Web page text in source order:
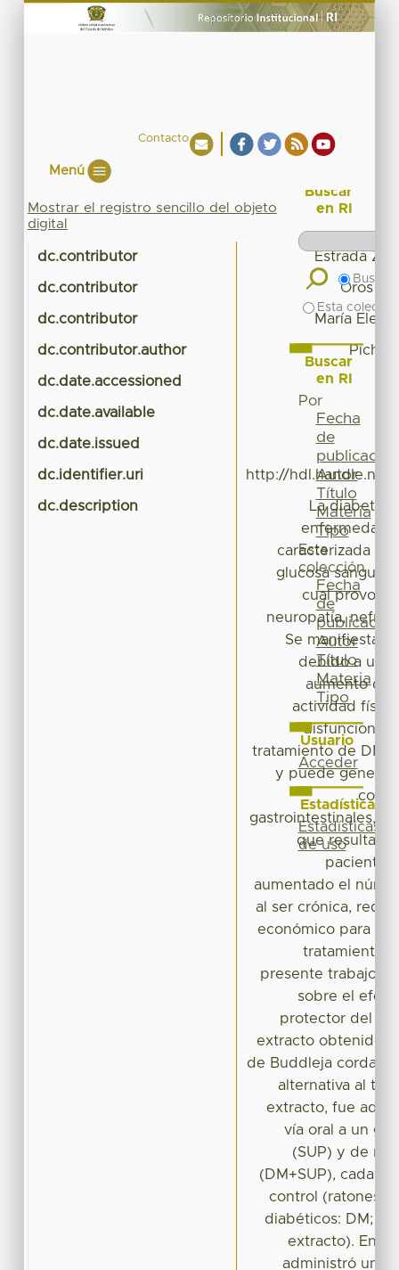
Contacto
Menú
Mostrar el registro sencillo del objeto
digital
dc.contributor Estrada
dc.contributor Oros
dc.contributor María
dc.contributor.author
dc.date.accessioned
dc.date.available
dc.date.issued
dc.identifier.uri http://hdl.handle.net/
dc.description
La diabetes
enfermedad
caracterizada
glucosa
cual provoca
neuropatía,
Se manifiesta
debido a un
aumento de
actividad
disfuncional/
tratamiento de DM
y puede generar
gastrointestinales,
que resultan
paciente.
aumentado el
al ser crónica,
económico para el
tratamiento
presente trabajo
sobre el
protector del
extracto obtenido
de Buddleja cordata
alternativa al
extracto, fue
vía oral a un
(SUP) y de
(DM+SUP), cada
control (ratones
diabéticos: DM;
extracto). En
administró una
Buscar
en RI
Buscar
Esta
Buscar
en RI
Por
Fecha
de
publicación
Autor
Título
Materia
Tipo
Esta
colección
Fecha
de
publicación
Autor
Título
Materia
Tipo
Usuario
Acceder
Estadísticas
Estadísticas
de uso